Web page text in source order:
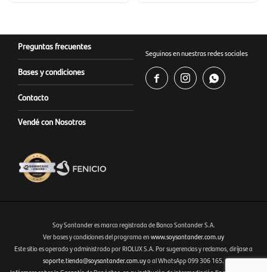
Preguntas frecuentes
Bases y condiciones
Contacto
Vendé con Nosotros
Seguinos en nuestras redes sociales
  
Fenicio eCommerce Uruguay
Soy Santander es marca registrada de Banco Santander S.A.
Ver bases y condiciones del programa en www.soysantander.com.uy
Este sitio es operado y administrado por RIOLUX S.A. Por sugerencias y reclamos, diríjase a
soporte.tienda@soysantander.com.uyo al WhatsApp 099 306 165.